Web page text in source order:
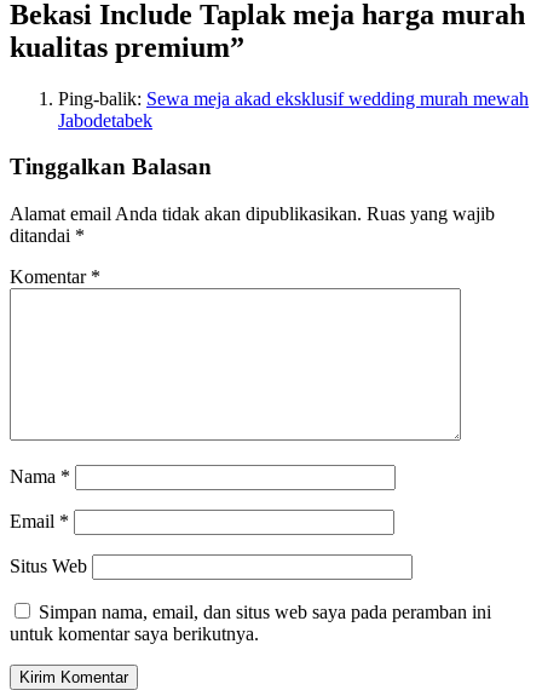
Bekasi Include Taplak meja harga murah
kualitas premium”
Ping-balik: Sewa meja akad eksklusif wedding murah mewah
Jabodetabek
Tinggalkan Balasan
Alamat email Anda tidak akan dipublikasikan. Ruas yang wajib
ditandai *
Komentar *
Nama *
Email *
Situs Web
Simpan nama, email, dan situs web saya pada peramban ini
untuk komentar saya berikutnya.